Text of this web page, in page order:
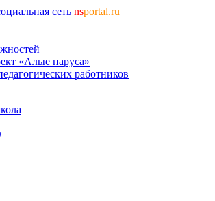
сеть nsportal.ru
«Алые паруса»
работников